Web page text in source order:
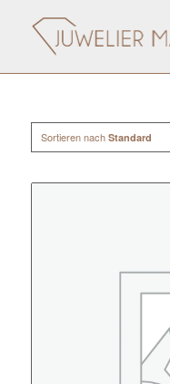
Sortieren nach Standard